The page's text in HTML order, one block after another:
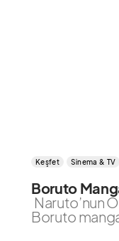
Keşfet Sinema & TV
Boruto
Naruto’nun
Boruto